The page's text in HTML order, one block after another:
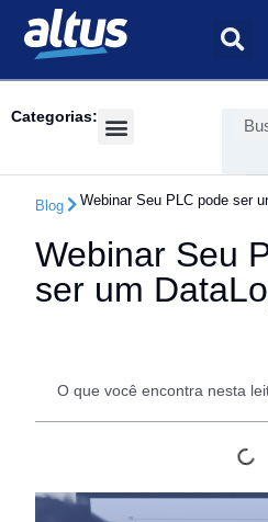
Categorias:
Blog Webinar Seu PLC pode ser
Webinar Seu
ser um
O que você encontra nesta